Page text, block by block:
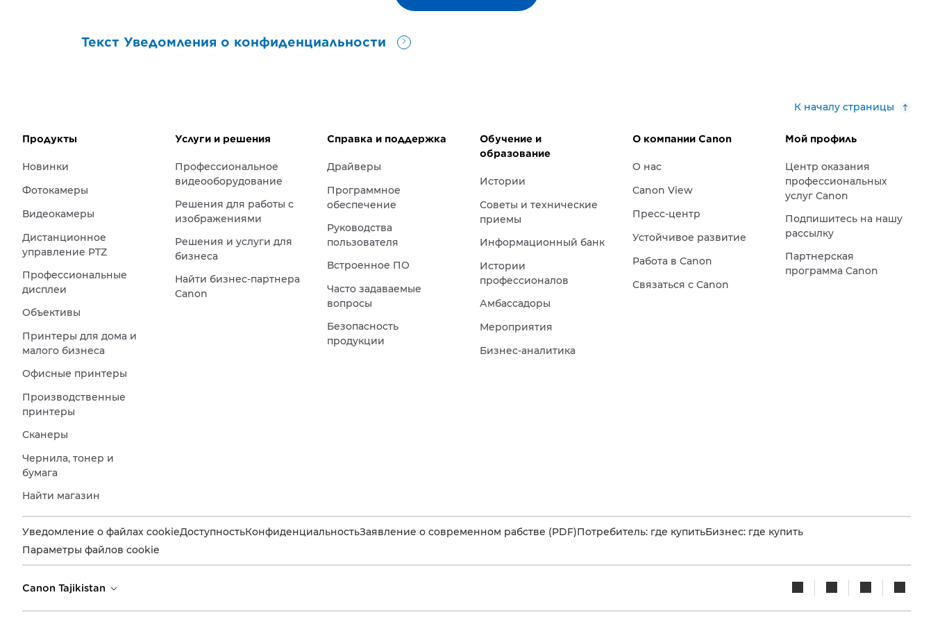
Текст Уведомления о конфиденциальности
К началу страницы
Продукты
Новинки
Фотокамеры
Видеокамеры
Дистанционное
управление PTZ
Профессиональные
дисплеи
Объективы
Принтеры для дома и
малого бизнеса
Офисные принтеры
Производственные
принтеры
Сканеры
Чернила, тонер и
бумага
Найти магазин
Услуги и решения
Профессиональное
видеооборудование
Решения для работы с
изображениями
Решения и услуги для
бизнеса
Найти бизнес-партнера
Canon
Справка и поддержка
Драйверы
Программное
обеспечение
Руководства
пользователя
Встроенное ПО
Часто задаваемые
вопросы
Безопасность
продукции
Обучение и
образование
Истории
Советы и технические
приемы
Информационный банк
Истории
профессионалов
Амбассадоры
Мероприятия
Бизнес-аналитика
О компании Canon
О нас
Canon View
Пресс-центр
Устойчивое развитие
Работа в Canon
Связаться с Canon
Мой профиль
Центр оказания
профессиональных
услуг Canon
Подпишитесь на нашу
рассылку
Партнерская
программа Canon
Уведомление о файлах cookieДоступностьКонфиденциальностьЗаявление о современном рабстве (PDF)Потребитель: где купитьБизнес: где купить
Параметры файлов cookie
Canon Tajikistan